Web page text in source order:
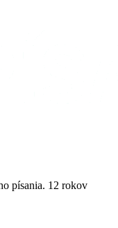
písania. 12 rokov